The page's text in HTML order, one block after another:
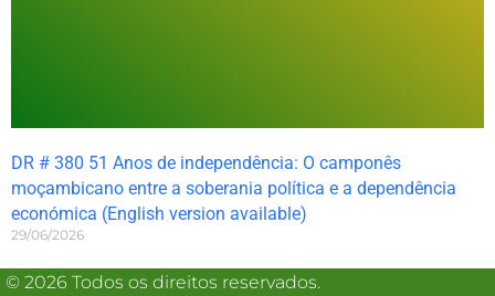
DR # 380 51 Anos de independência: O camponês
moçambicano entre a soberania política e a dependência
económica (English version available)
29/06/2026
© 2026 Todos os direitos reservados.